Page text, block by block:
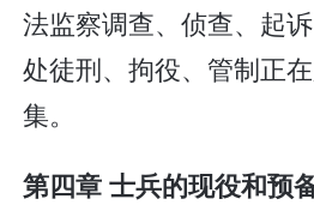
法监察调查、侦查、起
处徒刑、拘役、管制正
集。
第四章 士兵的现役和预